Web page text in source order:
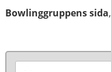
Bowlinggruppens sida,